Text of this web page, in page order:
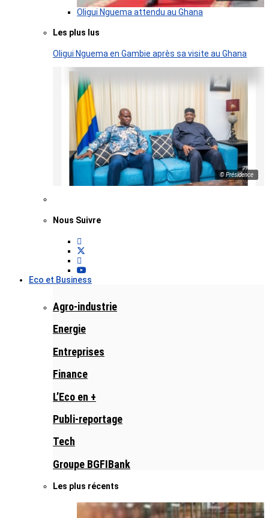
Oligui Nguema attendu au Ghana
Les plus lus
Oligui Nguema en Gambie après sa visite au Ghana
© Présidence
Nous Suivre
Eco et Business
Agro-industrie
Energie
Entreprises
Finance
L’Eco en +
Publi-reportage
Tech
Groupe BGFIBank
Les plus récents